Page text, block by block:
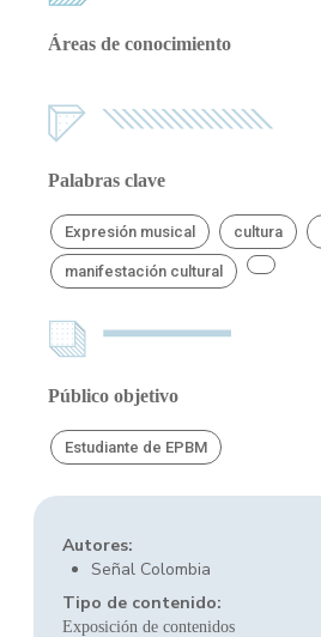
Áreas de conocimiento
Palabras clave
Expresión musical cultura
manifestación cultural
Público objetivo
Estudiante de EPBM
Autores:
Señal Colombia
Tipo de contenido:
Exposición de contenidos